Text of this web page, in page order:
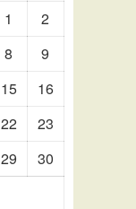
1
2
8
9
15
16
22
23
29
30